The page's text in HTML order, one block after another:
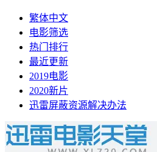
繁体中文
电影筛选
热门排行
最近更新
2019电影
2020新片
迅雷屏蔽资源解决办法